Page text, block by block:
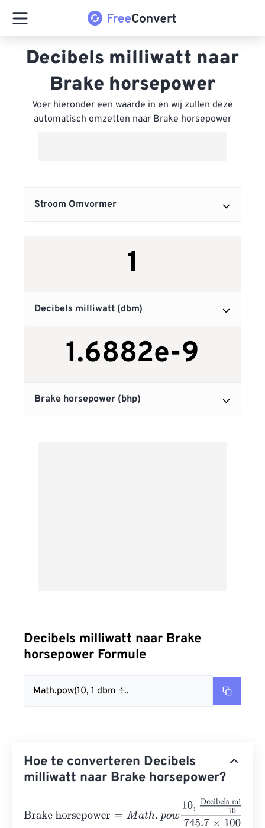
Decibels milliwatt naar
Brake horsepower
Voer hieronder een waarde in en wij zullen deze
automatisch omzetten naar Brake horsepower
Decibels milliwatt naar Brake
horsepower Formule
Math.pow(10, 1 dbm ÷..
Hoe te converteren Decibels
milliwatt naar Brake horsepower?
Decibels milliwatt10